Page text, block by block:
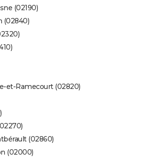
(02190)
(02840)
et-Ramecourt (02820)
(02860)
(02000)